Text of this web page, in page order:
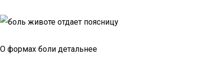
О формах боли детальнее